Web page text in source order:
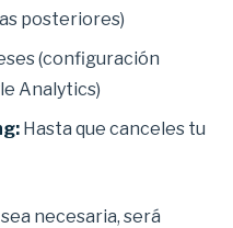
posteriores)
(configuración
Analytics)
Hasta que canceles tu
necesaria, será